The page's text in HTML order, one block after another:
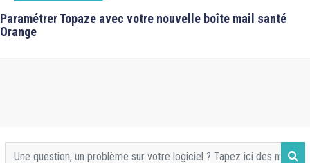
Paramétrer Topaze avec votre nouvelle boîte mail santé
Orange